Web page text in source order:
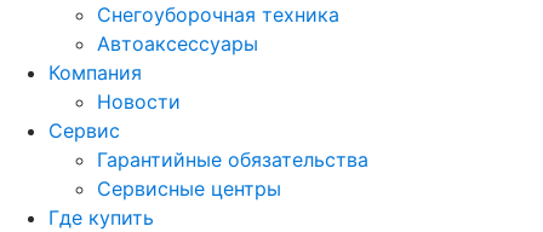
Снегоуборочная техника
Автоаксессуары
Компания
Новости
Сервис
Гарантийные обязательства
Сервисные центры
Где купить